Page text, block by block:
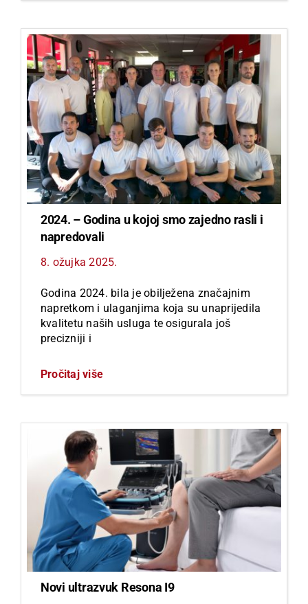
2024. – Godina u kojoj smo zajedno rasli i
napredovali
8. ožujka 2025.
Godina 2024. bila je obilježena značajnim
napretkom i ulaganjima koja su unaprijedila
kvalitetu naših usluga te osigurala još
precizniji i
Pročitaj više
Novi ultrazvuk Resona I9